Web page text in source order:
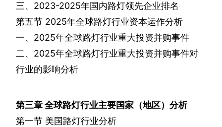
三、 2023-2025年国内路灯领先企业排名
第五节 2025年全球路灯行业资本运作分析
一、 2025年全球路灯行业重大投资并购事件
二、 2025年全球路灯行业重大投资并购事件对
行业的影响分析
第三章全球路灯行业主要国家（地区）分析
第一节 美国路灯行业分析